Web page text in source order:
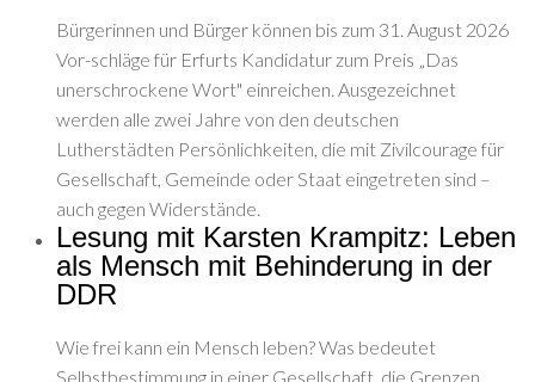
Bürgerinnen und Bürger können bis zum 31. August 2026
Vor-schläge für Erfurts Kandidatur zum Preis „Das
unerschrockene Wort" einreichen. Ausgezeichnet
werden alle zwei Jahre von den deutschen
Lutherstädten Persönlichkeiten, die mit Zivilcourage für
Gesellschaft, Gemeinde oder Staat eingetreten sind –
auch gegen Widerstände.
Lesung mit Karsten Krampitz: Leben
als Mensch mit Behinderung in der
DDR
Wie frei kann ein Mensch leben? Was bedeutet
Selbstbestimmung in einer Gesellschaft, die Grenzen